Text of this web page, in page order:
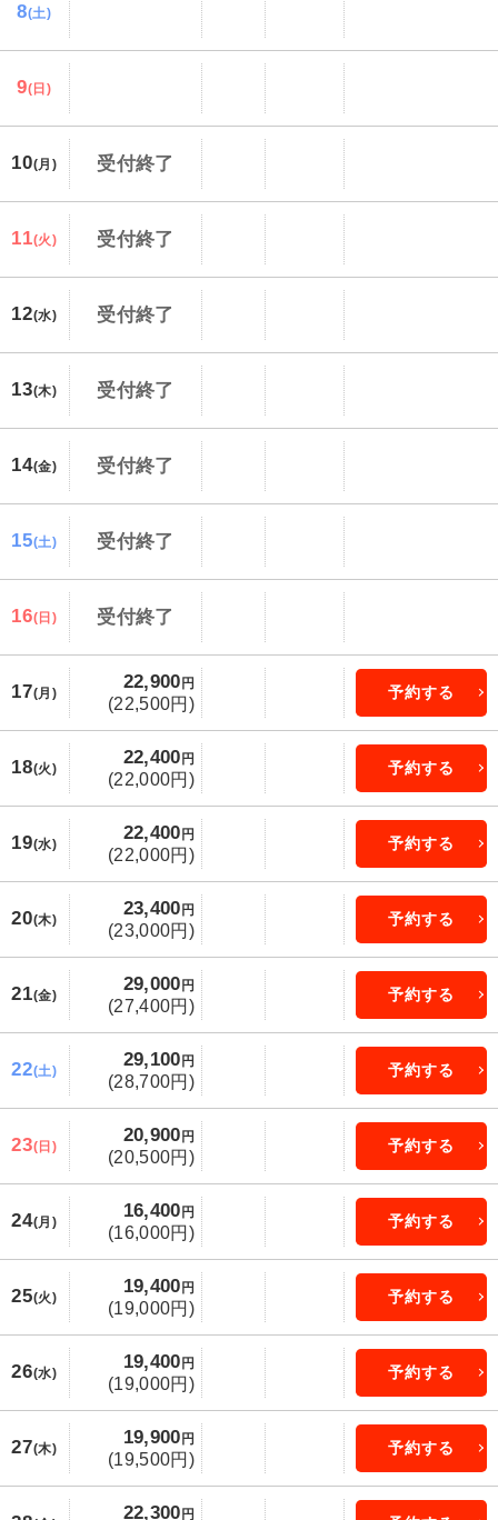
8(土)
9(日)
10(月) 受付終了
11(火) 受付終了
12(水) 受付終了
13(木) 受付終了
14(金) 受付終了
15(土) 受付終了
16(日) 受付終了
17(月)
22,900 円
(22,500円)
予約する
18(火)
22,400 円
(22,000円)
予約する
19(水)
22,400 円
(22,000円)
予約する
20(木)
23,400 円
(23,000円)
予約する
21(金)
29,000 円
(27,400円)
予約する
22(土)
29,100 円
(28,700円)
予約する
23(日)
20,900 円
(20,500円)
予約する
24(月)
16,400 円
(16,000円)
予約する
25(火)
19,400 円
(19,000円)
予約する
26(水)
19,400 円
(19,000円)
予約する
27(木)
19,900 円
(19,500円)
予約する
22,300 円